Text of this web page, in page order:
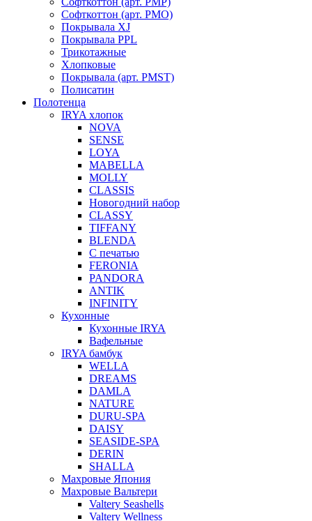
Софткоттон (арт. PMO)
Покрывала XJ
Покрывала PPL
Трикотажные
Хлопковые
Покрывала (арт. PMST)
Полисатин
Полотенца
IRYA хлопок
NOVA
SENSE
LOYA
MABELLA
MOLLY
CLASSIS
Новогодний набор
CLASSY
TIFFANY
BLENDA
С печатью
FERONIA
PANDORA
ANTIK
INFINITY
Кухонные
Кухонные IRYA
Вафельные
IRYA бамбук
WELLA
DREAMS
DAMLA
NATURE
DURU-SPA
DAISY
SEASIDE-SPA
DERIN
SHALLA
Махровые Япония
Махровые Вальтери
Valtery Seashells
Valtery Wellness